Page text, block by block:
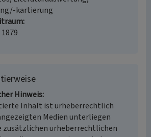
kartierung
Hinweis
Inhalt ist urheberrechtlich
Medien unterliegen
zusätzlichen urheberrechtlichen